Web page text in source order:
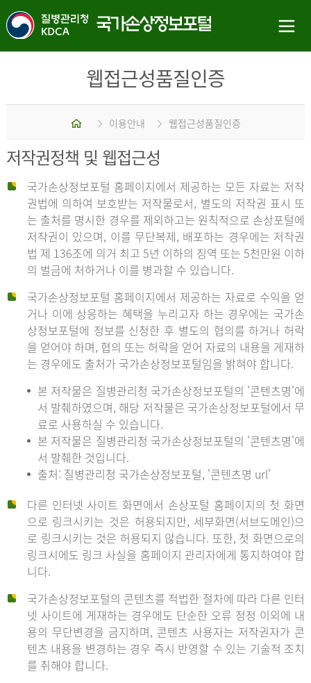
웹접근성품질인증
홈 이용안내 웹접근성품질인증
저작권정책 및 웹접근성
국가손상정보포털 홈페이지에서 제공하는 모든 자료는 저작
권법에 의하여 보호받는 저작물로서, 별도의 저작권 표시 또
는 출처를 명시한 경우를 제외하고는 원칙적으로 손상포털에
저작권이 있으며, 이를 무단복제, 배포하는 경우에는 저작권
법 제 136조에 의거 최고 5년 이하의 징역 또는 5천만원 이하
의 벌금에 처하거나 이를 병과할 수 있습니다.
국가손상정보포털 홈페이지에서 제공하는 자료로 수익을 얻
거나 이에 상응하는 혜택을 누리고자 하는 경우에는 국가손
상정보포털에 정보를 신청한 후 별도의 협의를 하거나 허락
을 얻어야 하며, 협의 또는 허락을 얻어 자료의 내용을 게재하
는 경우에도 출처가 국가손상정보포털임을 밝혀야 합니다.
본 저작물은 질병관리청 국가손상정보포털의 '콘텐츠명'에
서 발췌하였으며, 해당 저작물은 국가손상정보포털에서 무
료로 사용하실 수 있습니다.
본 저작물은 질병관리청 국가손상정보포털의 '콘텐츠명'에
서 발췌한 것입니다.
출처: 질병관리청 국가손상정보포털, '콘텐츠명 url'
다른 인터넷 사이트 화면에서 손상포털 홈페이지의 첫 화면
으로 링크시키는 것은 허용되지만, 세부화면(서브도메인)으
로 링크시키는 것은 허용되지 않습니다. 또한, 첫 화면으로의
링크시에도 링크 사실을 홈페이지 관리자에게 통지하여야 합
니다.
국가손상정보포털의 콘텐츠를 적법한 절차에 따라 다른 인터
넷 사이트에 게재하는 경우에도 단순한 오류 정정 이외에 내
용의 무단변경을 금지하며, 콘텐츠 사용자는 저작권자가 콘
텐츠 내용을 변경하는 경우 즉시 반영할 수 있는 기술적 조치
를 취해야 합니다.